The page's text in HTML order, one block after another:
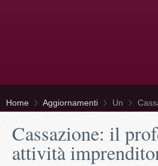
Home Aggiornamenti Un
Cassazione: il
attività